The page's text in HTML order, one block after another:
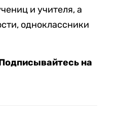
и учителя, а
одноклассники
на